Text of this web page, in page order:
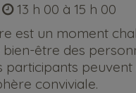
13 h 00 à 15 h 00
est un moment
bien-être des
participants
conviviale.